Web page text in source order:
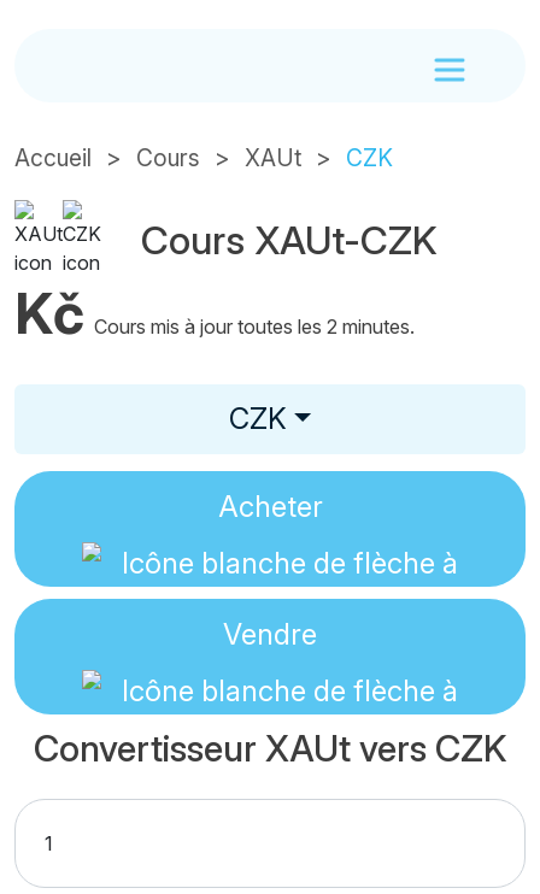
Accueil Cours XAUt CZK
Cours XAUt-CZK
Kč Cours mis à jour toutes les 2 minutes.
CZK
Acheter
Vendre
Convertisseur XAUt vers CZK